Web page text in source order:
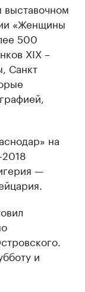
«Женщины
500
XIX –
Санкт
на
—
и